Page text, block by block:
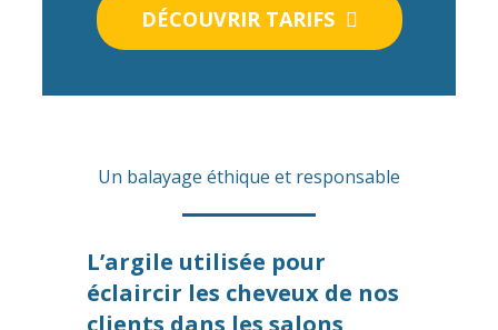
DÉCOUVRIR TARIFS
Un balayage éthique et responsable
L’argile utilisée pour
éclaircir les cheveux de nos
clients dans les salons